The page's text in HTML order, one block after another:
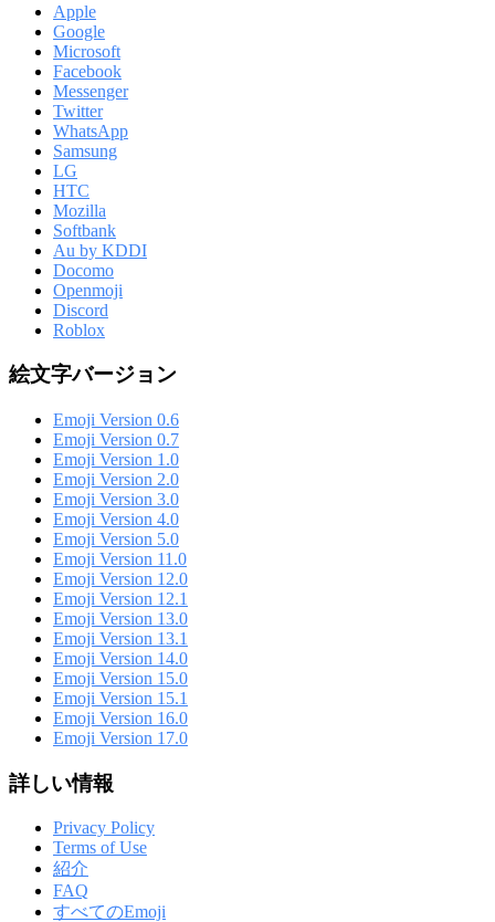
Apple
Google
Microsoft
Facebook
Messenger
Twitter
WhatsApp
Samsung
LG
HTC
Mozilla
Softbank
Au by KDDI
Docomo
Openmoji
Discord
Roblox
絵文字バージョン
Emoji Version 0.6
Emoji Version 0.7
Emoji Version 1.0
Emoji Version 2.0
Emoji Version 3.0
Emoji Version 4.0
Emoji Version 5.0
Emoji Version 11.0
Emoji Version 12.0
Emoji Version 12.1
Emoji Version 13.0
Emoji Version 13.1
Emoji Version 14.0
Emoji Version 15.0
Emoji Version 15.1
Emoji Version 16.0
Emoji Version 17.0
詳しい情報
Privacy Policy
Terms of Use
紹介
FAQ
すべてのEmoji